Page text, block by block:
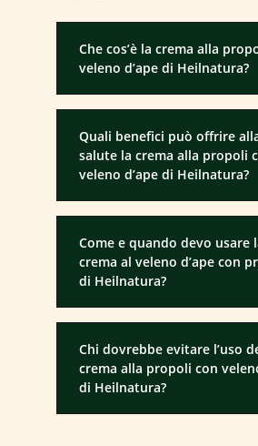
Che cos’è la crema alla
veleno d’ape di Heilnatura?
Quali benefici può offrire
salute la crema alla propoli
veleno d’ape di Heilnatura?
Come e quando devo usare
crema al veleno d’ape con
di Heilnatura?
Chi dovrebbe evitare l’uso
crema alla propoli con
di Heilnatura?